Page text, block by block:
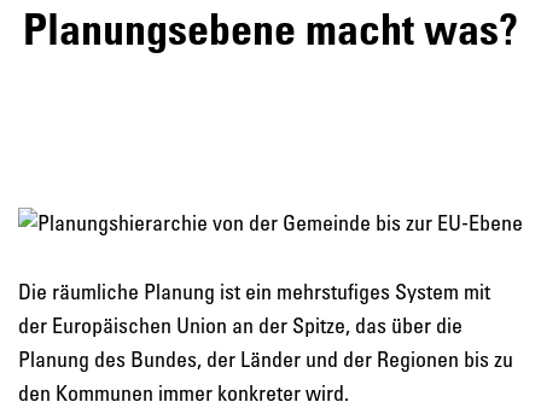
Planungsebene macht was?
Die räumliche Planung ist ein mehrstufiges System mit
der Europäischen Union an der Spitze, das über die
Planung des Bundes, der Länder und der Regionen bis zu
den Kommunen immer konkreter wird.